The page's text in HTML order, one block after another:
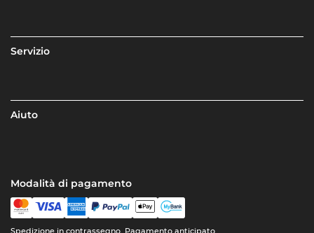
Servizio
Aiuto
Modalità di pagamento
Spedizione in contrassegno, Pagamento anticipato